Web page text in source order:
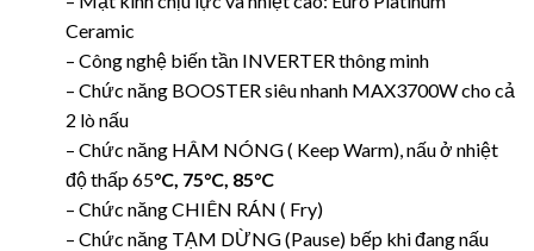
Ceramic
– Công nghệ biến tần INVERTER thông minh
– Chức năng BOOSTER siêu nhanh MAX3700W cho cả
2 lò nấu
– Chức năng HÂM NÓNG ( Keep Warm), nấu ở nhiệt
độ thấp 65°C, 75°C, 85°C
– Chức năng CHIÊN RÁN ( Fry)
– Chức năng TẠM DỪNG (Pause) bếp khi đang nấu